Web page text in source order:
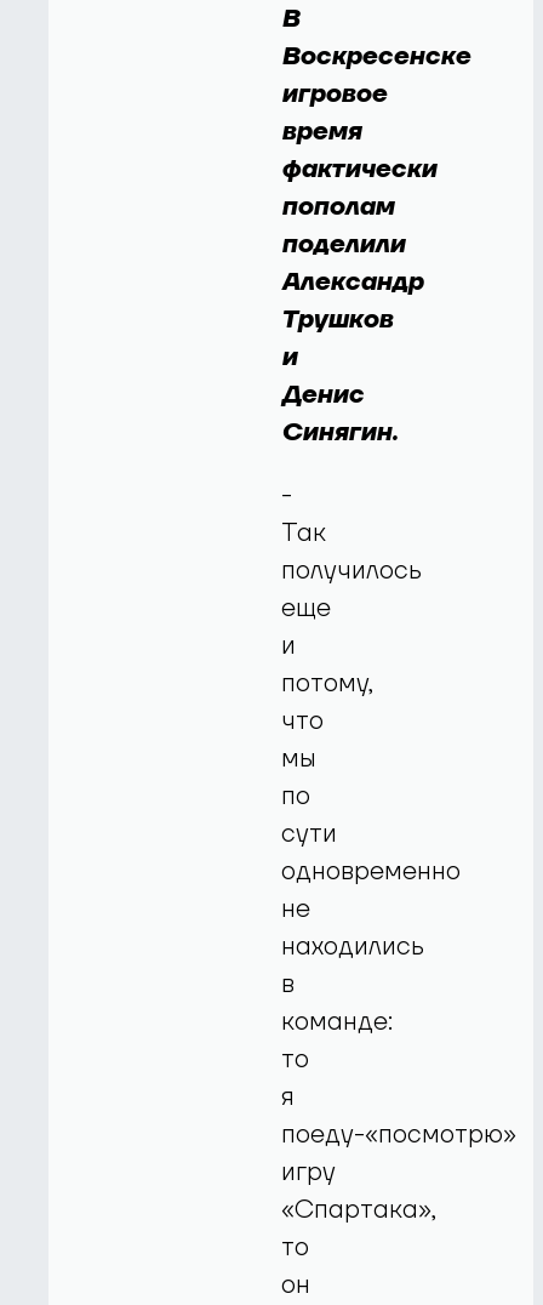
В
Воскресенске
игровое
время
фактически
пополам
поделили
Александр
Трушков
и
Денис
Синягин.
-
Так
получилось
еще
и
потому,
что
мы
по
сути
одновременно
не
находились
в
команде:
то
я
поеду-«посмотрю»
игру
«Спартака»,
то
он